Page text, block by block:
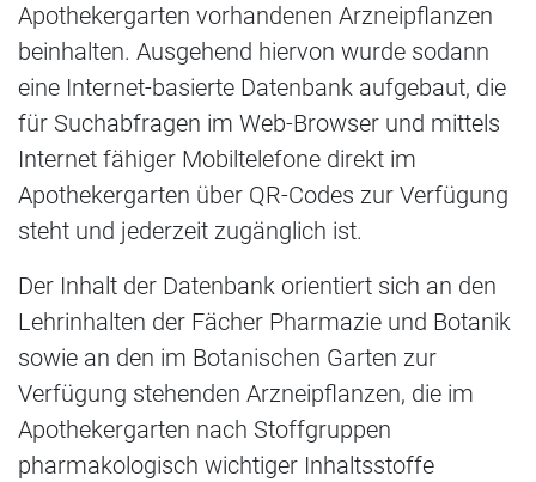
Apothekergarten vorhandenen Arzneipflanzen
beinhalten. Ausgehend hiervon wurde sodann
eine Internet-basierte Datenbank aufgebaut, die
für Suchabfragen im Web-Browser und mittels
Internet fähiger Mobiltelefone direkt im
Apothekergarten über QR-Codes zur Verfügung
steht und jederzeit zugänglich ist.
Der Inhalt der Datenbank orientiert sich an den
Lehrinhalten der Fächer Pharmazie und Botanik
sowie an den im Botanischen Garten zur
Verfügung stehenden Arzneipflanzen, die im
Apothekergarten nach Stoffgruppen
pharmakologisch wichtiger Inhaltsstoffe